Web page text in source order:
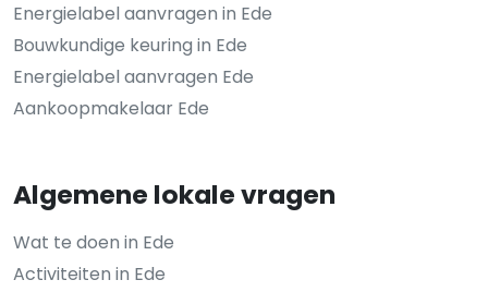
Energielabel aanvragen in Ede
Bouwkundige keuring in Ede
Energielabel aanvragen Ede
Aankoopmakelaar Ede
Algemene lokale vragen
Wat te doen in Ede
Activiteiten in Ede